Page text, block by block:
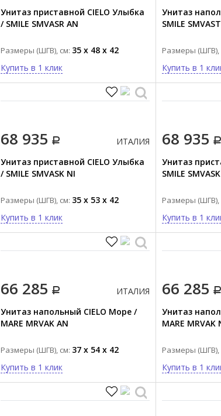
Унитаз приставной CIELO Улыбка
/ SMILE SMVASR AN
Размеры (ШГВ), см: 35 x 48 x 42
Купить в 1 клик
Унитаз
SMILE
Размеры (ШГВ),
Купить в 1
68 935
ИТАЛИЯ
Унитаз приставной CIELO Улыбка
/ SMILE SMVASK NI
Размеры (ШГВ), см: 35 x 53 x 42
Купить в 1 клик
68 935
Унитаз
SMILE
Размеры (ШГВ),
Купить в 1
66 285
ИТАЛИЯ
Унитаз напольный CIELO Море /
MARE MRVAK AN
Размеры (ШГВ), см: 37 x 54 x 42
Купить в 1 клик
66 285
Унитаз
MARE MRVAK
Размеры (ШГВ),
Купить в 1